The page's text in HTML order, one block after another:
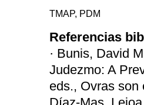
TMAP, PDM
Referencias
· Bunis, David
Judezmo: A
eds., Ovras son